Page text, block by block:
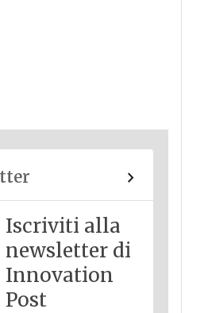
Iscriviti alla
newsletter di
Innovation
Post